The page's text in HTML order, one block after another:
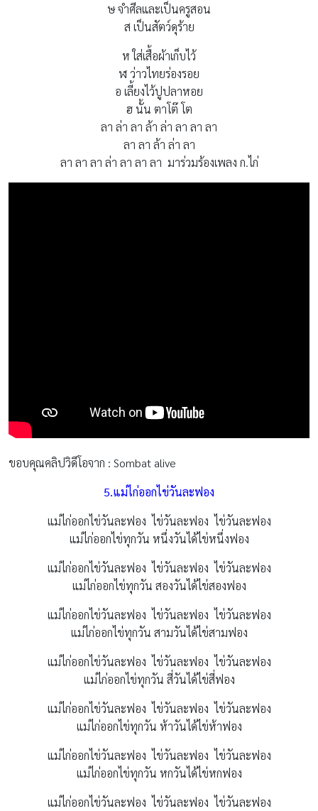
ษ จำศีลและเป็นครูสอน
ส เป็นสัตว์ดุร้าย
ห ใส่เสื้อผ้าเก็บไว้
ฬ ว่าวไทยร่องรอย
อ เลี้ยงไว้ปูปลาหอย
ฮ นั้น ตาโต๊ โต
ลา ล่า ลา ล้า ล่า ลา ลา ลา
ลา ลา ล้า ล่า ลา
ลา ลา ลา ล่า ลา ลา ลา มาร่วมร้องเพลง ก.ไก่
ขอบคุณคลิปวิดีโอจาก : Sombat alive
5.แม่ไก่ออกไข่วันละฟอง
แม่ไก่ออกไข่วันละฟอง ไข่วันละฟอง ไข่วันละฟอง
แม่ไก่ออกไข่ทุกวัน หนึ่งวันได้ไข่หนึ่งฟอง
แม่ไก่ออกไข่วันละฟอง ไข่วันละฟอง ไข่วันละฟอง
แม่ไก่ออกไข่ทุกวัน สองวันได้ไข่สองฟอง
แม่ไก่ออกไข่วันละฟอง ไข่วันละฟอง ไข่วันละฟอง
แม่ไก่ออกไข่ทุกวัน สามวันได้ไข่สามฟอง
แม่ไก่ออกไข่วันละฟอง ไข่วันละฟอง ไข่วันละฟอง
แม่ไก่ออกไข่ทุกวัน สี่วันได้ไข่สี่ฟอง
แม่ไก่ออกไข่วันละฟอง ไข่วันละฟอง ไข่วันละฟอง
แม่ไก่ออกไข่ทุกวัน ห้าวันได้ไข่ห้าฟอง
แม่ไก่ออกไข่วันละฟอง ไข่วันละฟอง ไข่วันละฟอง
แม่ไก่ออกไข่ทุกวัน หกวันได้ไข่หกฟอง
แม่ไก่ออกไข่วันละฟอง ไข่วันละฟอง ไข่วันละฟอง